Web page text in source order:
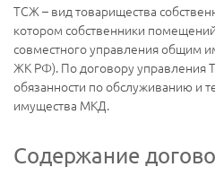
ТСЖ – вид товарищества
котором собственники
совместного управления общим
ЖК РФ). По договору управления
обязанности по обслуживанию и
имущества МКД.
Содержание